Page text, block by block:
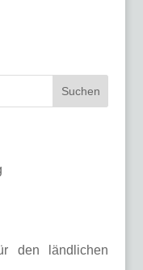
den ländlichen